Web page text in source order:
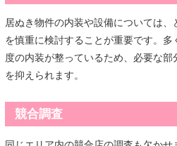
居ぬき物件の内装や設備については
を慎重に検討することが重要です。
度の内装が整っているため、必要な
を抑えられます。
競合調査